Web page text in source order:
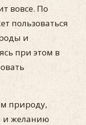
вовсе. По
пользоваться
и
при этом в
природу,
и желанию